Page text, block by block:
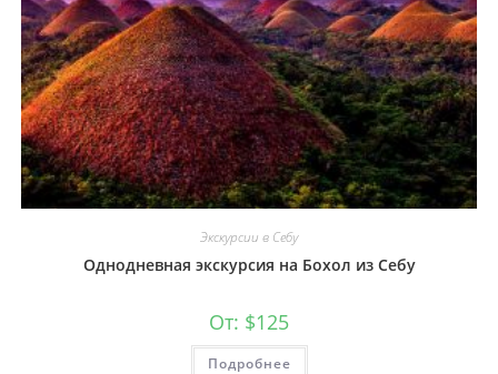
Экскурсии в Себу
Однодневная экскурсия на Бохол из Себу
От: $125
Подробнее